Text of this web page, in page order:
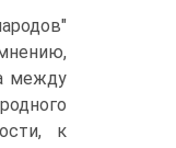
между
к